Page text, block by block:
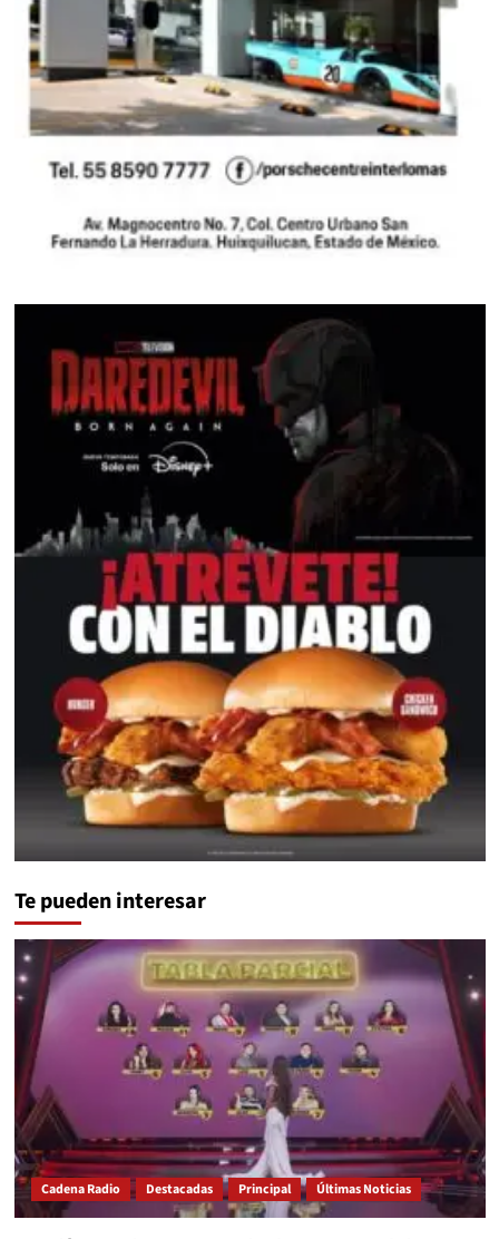
Te pueden interesar
Cadena Radio Destacadas Principal Últimas Noticias